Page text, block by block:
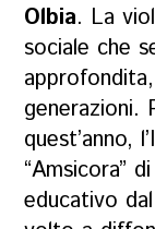
Olbia. La
sociale che
generazioni.
quest’anno,
“Amsicora”
educativo